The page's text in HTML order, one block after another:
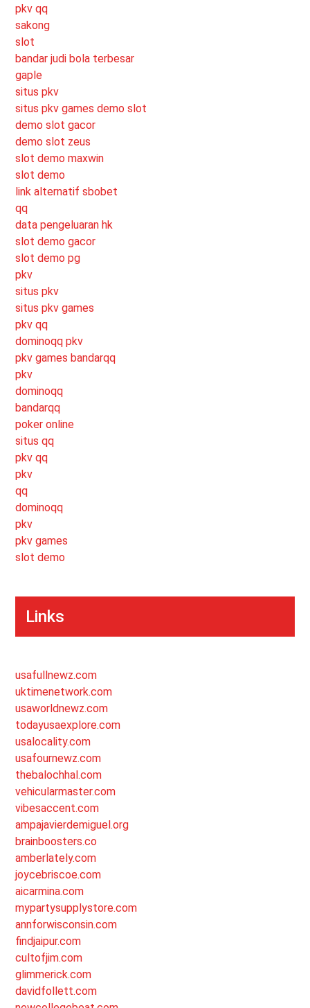
pkv qq
sakong
slot
bandar judi bola terbesar
gaple
situs pkv
situs pkv games demo slot
demo slot gacor
demo slot zeus
slot demo maxwin
slot demo
link alternatif sbobet
qq
data pengeluaran hk
slot demo gacor
slot demo pg
pkv
situs pkv
situs pkv games
pkv qq
dominoqq pkv
pkv games bandarqq
pkv
dominoqq
bandarqq
poker online
situs qq
pkv qq
pkv
qq
dominoqq
pkv
pkv games
slot demo
Links
usafullnewz.com
uktimenetwork.com
usaworldnewz.com
todayusaexplore.com
usalocality.com
usafournewz.com
thebalochhal.com
vehicularmaster.com
vibesaccent.com
ampajavierdemiguel.org
brainboosters.co
amberlately.com
joycebriscoe.com
aicarmina.com
mypartysupplystore.com
annforwisconsin.com
findjaipur.com
cultofjim.com
glimmerick.com
davidfollett.com